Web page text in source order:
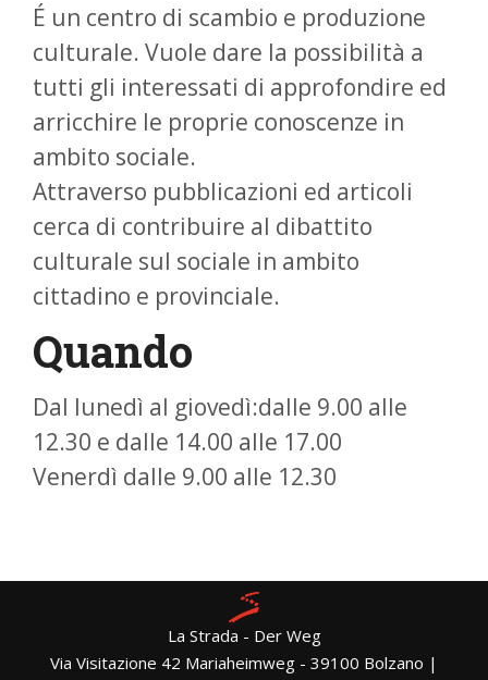
É un centro di scambio e produzione
culturale. Vuole dare la possibilità a
tutti gli interessati di approfondire ed
arricchire le proprie conoscenze in
ambito sociale.
Attraverso pubblicazioni ed articoli
cerca di contribuire al dibattito
culturale sul sociale in ambito
cittadino e provinciale.
Quando
Dal lunedì al giovedì:dalle 9.00 alle
12.30 e dalle 14.00 alle 17.00
Venerdì dalle 9.00 alle 12.30
La Strada - Der Weg
Via Visitazione 42 Mariaheimweg - 39100 Bolzano |